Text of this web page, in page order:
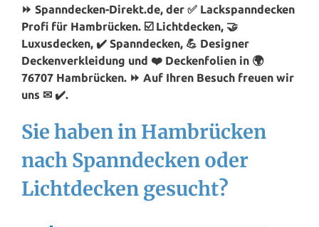
⏩ Spanndecken-Direkt.de, der ✅ Lackspanndecken
Profi für Hambrücken. ☑️ Lichtdecken, 🤝
Luxusdecken, ✔️ Spanndecken, 💪 Designer
Deckenverkleidung und ❤️ Deckenfolien in 🌍
76707 Hambrücken. ⏩ Auf Ihren Besuch freuen wir
uns ✉ ✔️.
Sie haben in Hambrücken
nach Spanndecken oder
Lichtdecken gesucht?